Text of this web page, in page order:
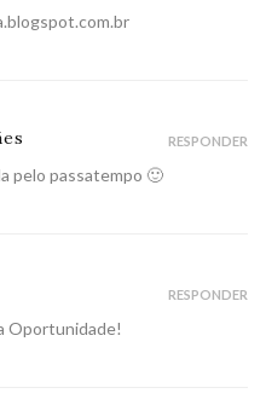
pelo passatempo 🙂
RESPONDER
Oportunidade!
RESPONDER